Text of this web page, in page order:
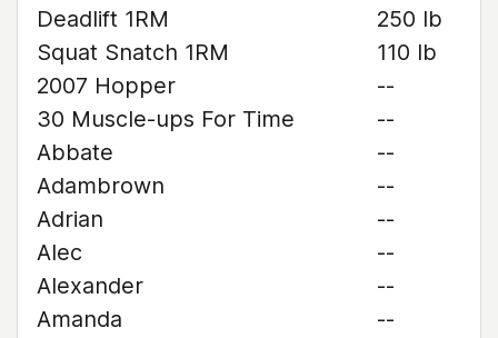
Deadlift 1RM
250 lb
Squat Snatch 1RM
110 lb
2007 Hopper
--
30 Muscle-ups For Time
--
Abbate
--
Adambrown
--
Adrian
--
Alec
--
Alexander
--
Amanda
--